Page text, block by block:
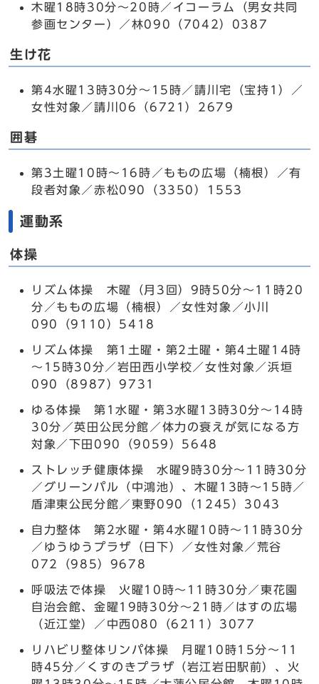
木曜18時30分～20時／イコーラム（男女共同
参画センター）／林090（7042）0387
生け花
第4水曜13時30分～15時／請川宅（宝持1）／
女性対象／請川06（6721）2679
囲碁
第3土曜10時～16時／ももの広場（楠根）／有
段者対象／赤松090（3350）1553
運動系
体操
リズム体操 木曜（月3回）9時50分～11時20
分／ももの広場（楠根）／女性対象／小川
090（9110）5418
リズム体操 第1土曜・第2土曜・第4土曜14時
～15時30分／岩田西小学校／女性対象／浜垣
090（8987）9731
ゆる体操 第1水曜・第3水曜13時30分～14時
30分／英田公民分館／体力の衰えが気になる方
対象／下田090（9059）5648
ストレッチ健康体操 水曜9時30分～11時30分
／グリーンパル（中鴻池）、木曜13時～15時／
盾津東公民分館／東野090（1245）3043
自力整体 第2水曜・第4水曜10時～11時30分
／ゆうゆうプラザ（日下）／女性対象／荒谷
072（985）9678
呼吸法で体操 火曜10時～11時30分／東花園
自治会館、金曜19時30分～21時／はすの広場
（近江堂）／中西080（6211）3077
リハビリ整体リンパ体操 月曜10時15分～11
時45分／くすのきプラザ（岩江岩田駅前）、火